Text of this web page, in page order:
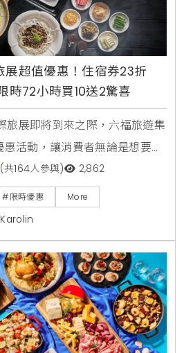
展超值優惠！住宿券23折
時72小時買10送2驚喜
旅展即將到來之際，六福旅遊集
活動，讓消費者無論是想要入
是體驗刺激遊樂活動，都能享
線上旅展自10月21日中午12時
種住宿和餐飲優惠，讓旅行和
年六福旅遊集團的線上旅展主
券。住宿券23折起，餐券56
者輕鬆享受高品質的住宿體驗
(共164人參與) 2,862
#限時優惠 More